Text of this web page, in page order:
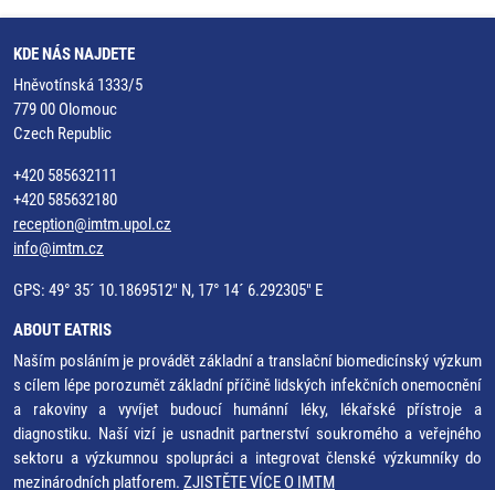
KDE NÁS NAJDETE
Hněvotínská 1333/5
779 00 Olomouc
Czech Republic
+420 585632111
+420 585632180
reception@imtm.upol.cz
info@imtm.cz
GPS: 49° 35´ 10.1869512" N, 17° 14´ 6.292305" E
ABOUT EATRIS
Naším posláním je provádět základní a translační biomedicínský výzkum
s cílem lépe porozumět základní příčině lidských infekčních onemocnění
a rakoviny a vyvíjet budoucí humánní léky, lékařské přístroje a
diagnostiku. Naší vizí je usnadnit partnerství soukromého a veřejného
sektoru a výzkumnou spolupráci a integrovat členské výzkumníky do
mezinárodních platforem. ZJISTĚTE VÍCE O IMTM